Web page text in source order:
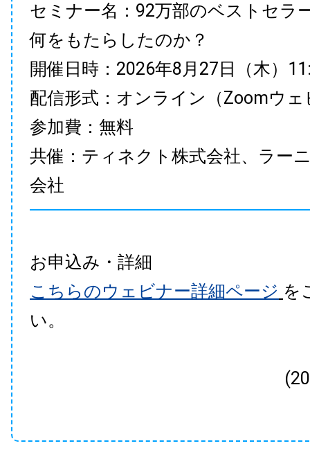
セミナー名：92万部のベストセラ
何をもたらしたのか？
開催日時：2026年8月27日（木）
配信形式：オンライン（Zoomウェ
参加費：無料
共催：ティネクト株式会社、ラー
会社
お申込み・詳細
こちらのウェビナー詳細ページ を
い。